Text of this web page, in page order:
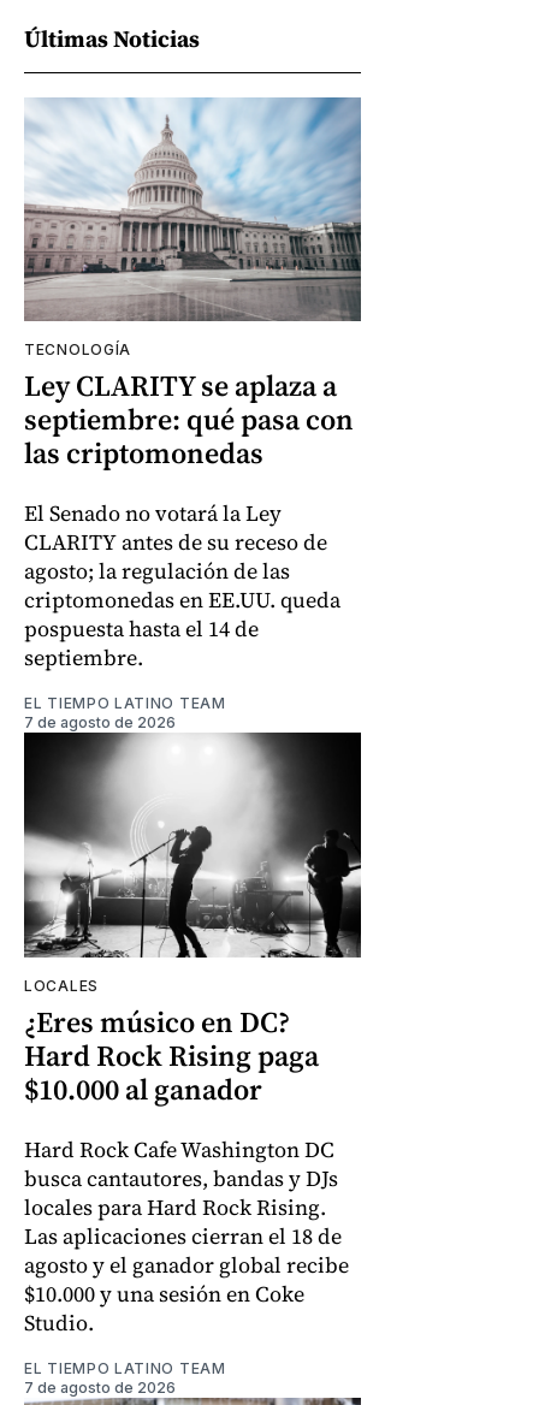
Últimas Noticias
TECNOLOGÍA
Ley CLARITY se aplaza a
septiembre: qué pasa con
las criptomonedas
El Senado no votará la Ley
CLARITY antes de su receso de
agosto; la regulación de las
criptomonedas en EE.UU. queda
pospuesta hasta el 14 de
septiembre.
EL TIEMPO LATINO TEAM
7 de agosto de 2026
LOCALES
¿Eres músico en DC?
Hard Rock Rising paga
$10.000 al ganador
Hard Rock Cafe Washington DC
busca cantautores, bandas y DJs
locales para Hard Rock Rising.
Las aplicaciones cierran el 18 de
agosto y el ganador global recibe
$10.000 y una sesión en Coke
Studio.
EL TIEMPO LATINO TEAM
7 de agosto de 2026